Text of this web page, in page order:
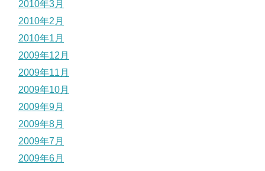
2010年3月
2010年2月
2010年1月
2009年12月
2009年11月
2009年10月
2009年9月
2009年8月
2009年7月
2009年6月